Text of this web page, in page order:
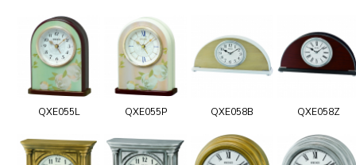
QXE055L QXE055P QXE058B QXE058Z